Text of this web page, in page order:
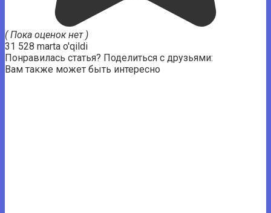
( Пока оценок нет )
31 528 marta o'qildi
Понравилась статья? Поделиться с друзьями:
Вам также может быть интересно